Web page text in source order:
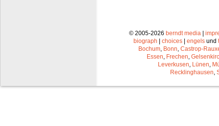
© 2005-2026 berndt media |
biograph | choices | engels und
Bochum Bonn Castrop-
Essen Frechen
Leverkusen Lünen
Recklinghausen